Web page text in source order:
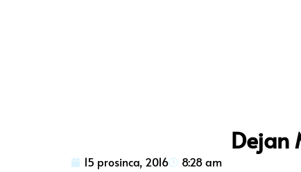
Dejan
15 prosinca, 2016
8:28 am